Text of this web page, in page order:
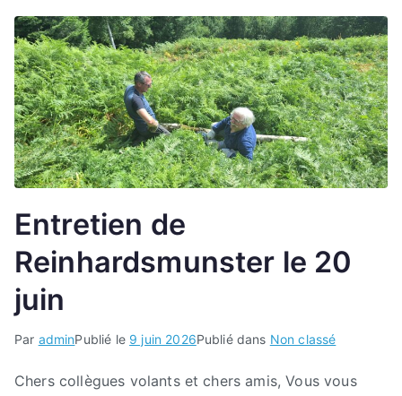
Entretien de
Reinhardsmunster le 20
juin
Par adminPublié le 9 juin 2026Publié dans Non classé
Chers collègues volants et chers amis, Vous vous